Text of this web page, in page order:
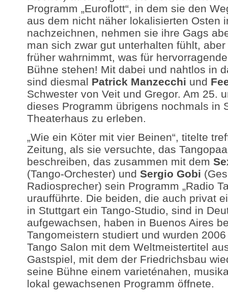
Programm „Euroflott“, in dem sie den
aus dem nicht näher lokalisierten Osten
nachzeichnen, nehmen sie ihre Gags
man sich zwar gut unterhalten fühlt,
früher wahrnimmt, was für
Bühne stehen! Mit dabei und nahtlos in
sind diesmal Patrick Manzecchi und
Schwester von Veit und Gregor. Am 25.
dieses Programm übrigens nochmals in
Theaterhaus zu erleben.
„Wie ein Köter mit vier Beinen“, titelte
Zeitung, als sie versuchte, das
beschreiben, das zusammen mit dem
(Tango-Orchester) und Sergio Gobi
Radiosprecher) sein Programm „Radio
uraufführte. Die beiden, die auch privat
in Stuttgart ein Tango-Studio, sind in
aufgewachsen, haben in Buenos Aires
Tangomeistern studiert und wurden
Tango Salon mit dem Weltmeistertitel
Gastspiel, mit dem der Friedrichsbau
seine Bühne einem varieténahen,
lokal gewachsenen Programm öffnete.